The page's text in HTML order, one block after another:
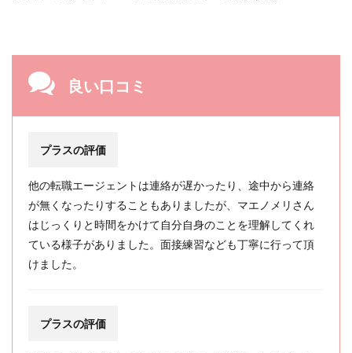
良い口コミ
プラスの評価
他の転職エージェントは連絡が遅かったり、途中から連絡
が無くなったりすることもありましたが、マエノメリさん
はじっくりと時間をかけて自分自身のことを理解してくれ
ている様子がありました。面接練習なども丁寧に行って頂
けました。
プラスの評価